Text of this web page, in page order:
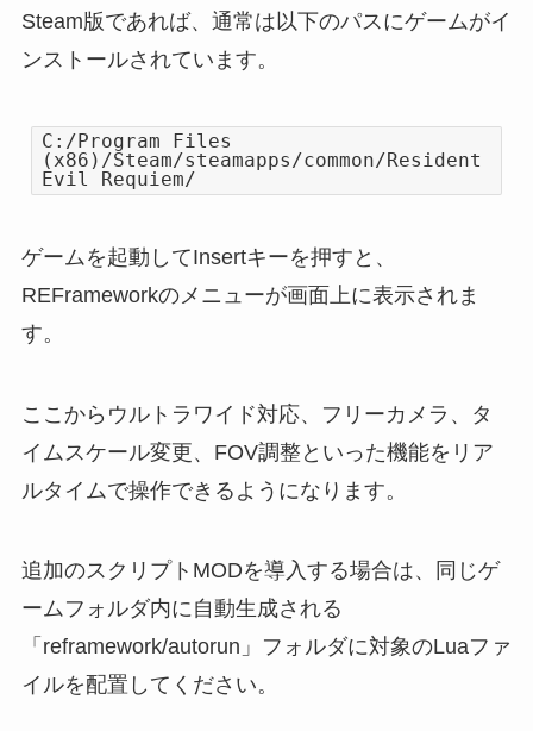
Steam版であれば、通常は以下のパスにゲームがイ
ンストールされています。
C:/Program Files
(x86)/Steam/steamapps/common/Resident
Evil Requiem/
ゲームを起動してInsertキーを押すと、
REFrameworkのメニューが画面上に表示されま
す。
ここからウルトラワイド対応、フリーカメラ、タ
イムスケール変更、FOV調整といった機能をリア
ルタイムで操作できるようになります。
追加のスクリプトMODを導入する場合は、同じゲ
ームフォルダ内に自動生成される
「reframework/autorun」フォルダに対象のLuaファ
イルを配置してください。